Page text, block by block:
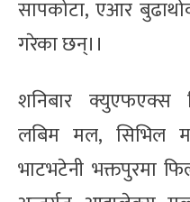
सापकोटा, एआर
गरेका छन्।।
शनिबार क्युएफएक्स
लबिम मल, सिभिल
भाटभटेनी भक्तपुरमा